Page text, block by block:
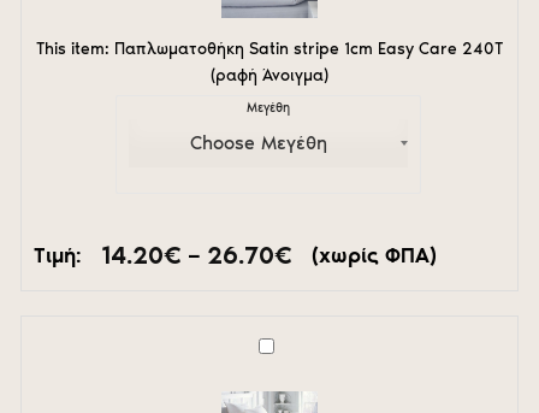
(ραφή
This item: Παπλωματοθήκη Satin stripe 1cm Easy Care 240T
(ραφή Άνοιγμα)
Μεγέθη
Τιμή: 14.20€ – 26.70€ Price
range:
(χωρίς ΦΠΑ)